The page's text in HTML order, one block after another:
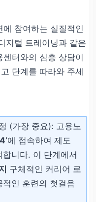
한
이상인 자
분
남은 수업 연한
초과하는 대학
참여하는 실질적인
지털 트레이닝과 같은
터와의 심층 상담이
단계를 따라와 주세
(가장 중요): 고용노
에 접속하여 제도
니다. 이 단계에서
구체적인 커리어 로
인 훈련의 첫걸음